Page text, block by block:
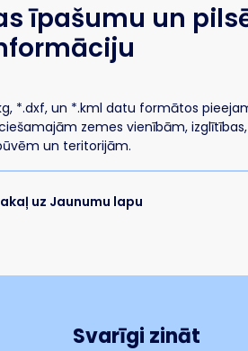
īpašumu un
*.dxf, un *.kml datu formātos
zemes vienībām,
un teritorijām.
uz Jaunumu lapu
Svarīgi zināt